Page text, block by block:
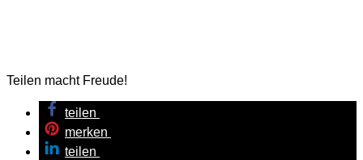
Teilen macht Freude!
teilen
merken
teilen